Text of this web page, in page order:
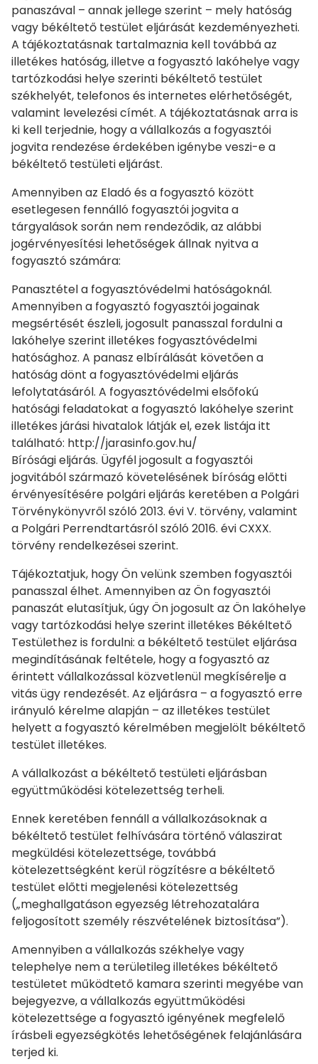
panaszával – annak jellege szerint – mely hatóság
vagy békéltető testület eljárását kezdeményezheti.
A tájékoztatásnak tartalmaznia kell továbbá az
illetékes hatóság, illetve a fogyasztó lakóhelye vagy
tartózkodási helye szerinti békéltető testület
székhelyét, telefonos és internetes elérhetőségét,
valamint levelezési címét. A tájékoztatásnak arra is
ki kell terjednie, hogy a vállalkozás a fogyasztói
jogvita rendezése érdekében igénybe veszi-e a
békéltető testületi eljárást.
Amennyiben az Eladó és a fogyasztó között
esetlegesen fennálló fogyasztói jogvita a
tárgyalások során nem rendeződik, az alábbi
jogérvényesítési lehetőségek állnak nyitva a
fogyasztó számára:
Panasztétel a fogyasztóvédelmi hatóságoknál.
Amennyiben a fogyasztó fogyasztói jogainak
megsértését észleli, jogosult panasszal fordulni a
lakóhelye szerint illetékes fogyasztóvédelmi
hatósághoz. A panasz elbírálását követően a
hatóság dönt a fogyasztóvédelmi eljárás
lefolytatásáról. A fogyasztóvédelmi elsőfokú
hatósági feladatokat a fogyasztó lakóhelye szerint
illetékes járási hivatalok látják el, ezek listája itt
található: http://jarasinfo.gov.hu/
Bírósági eljárás. Ügyfél jogosult a fogyasztói
jogvitából származó követelésének bíróság előtti
érvényesítésére polgári eljárás keretében a Polgári
Törvénykönyvről szóló 2013. évi V. törvény, valamint
a Polgári Perrendtartásról szóló 2016. évi CXXX.
törvény rendelkezései szerint.
Tájékoztatjuk, hogy Ön velünk szemben fogyasztói
panasszal élhet. Amennyiben az Ön fogyasztói
panaszát elutasítjuk, úgy Ön jogosult az Ön lakóhelye
vagy tartózkodási helye szerint illetékes Békéltető
Testülethez is fordulni: a békéltető testület eljárása
megindításának feltétele, hogy a fogyasztó az
érintett vállalkozással közvetlenül megkísérelje a
vitás ügy rendezését. Az eljárásra – a fogyasztó erre
irányuló kérelme alapján – az illetékes testület
helyett a fogyasztó kérelmében megjelölt békéltető
testület illetékes.
A vállalkozást a békéltető testületi eljárásban
együttműködési kötelezettség terheli.
Ennek keretében fennáll a vállalkozásoknak a
békéltető testület felhívására történő válaszirat
megküldési kötelezettsége, továbbá
kötelezettségként kerül rögzítésre a békéltető
testület előtti megjelenési kötelezettség
(„meghallgatáson egyezség létrehozatalára
feljogosított személy részvételének biztosítása”).
Amennyiben a vállalkozás székhelye vagy
telephelye nem a területileg illetékes békéltető
testületet működtető kamara szerinti megyébe van
bejegyezve, a vállalkozás együttműködési
kötelezettsége a fogyasztó igényének megfelelő
írásbeli egyezségkötés lehetőségének felajánlására
terjed ki.